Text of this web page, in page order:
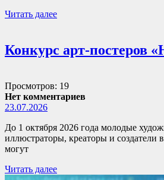
Читать далее
Конкурс арт-постеров
Просмотров: 19
Нет комментариев
23.07.2026
До 1 октября 2026 года молодые
иллюстраторы, креаторы и создатели
могут
Читать далее